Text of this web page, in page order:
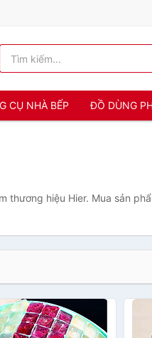
CỤ NHÀ BẾP ĐỒ DÙNG
thương hiệu Hier. Mua sản